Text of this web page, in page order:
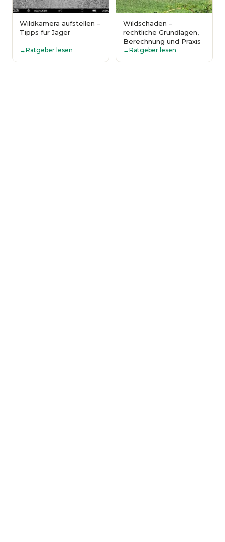
Wildkamera aufstellen –
Tipps für Jäger
Ratgeber lesen
Wildschaden –
rechtliche Grundlagen,
Berechnung und Praxis
Ratgeber lesen